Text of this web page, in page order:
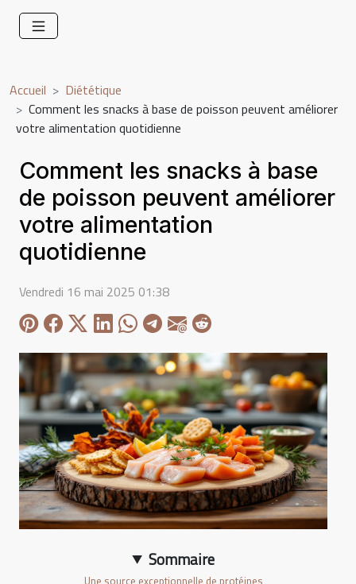
Accueil
Diététique
Comment les snacks à base de poisson peuvent améliorer
votre alimentation quotidienne
Comment les snacks à base
de poisson peuvent améliorer
votre alimentation
quotidienne
Vendredi 16 mai 2025 01:38
Sommaire
Une source exceptionnelle de protéines